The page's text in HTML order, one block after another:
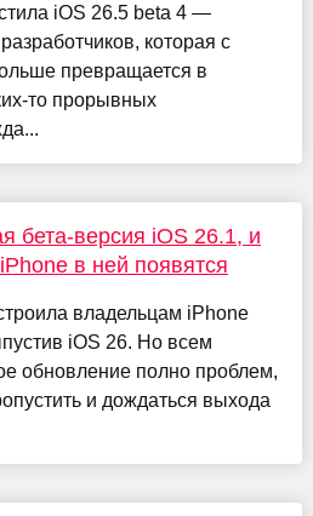
iOS 26.5 beta 4 —
которая с
превращается в
то прорывных
бета-версия iOS 26.1, и
в ней появятся
владельцам iPhone
iOS 26. Но всем
обновление полно проблем,
и дождаться выхода